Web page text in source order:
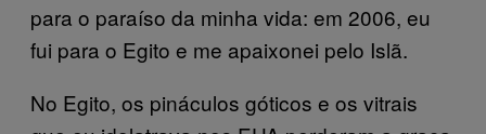
para o paraíso da minha vida: em 2006, eu
fui para o Egito e me apaixonei pelo Islã.
No Egito, os pináculos góticos e os vitrais